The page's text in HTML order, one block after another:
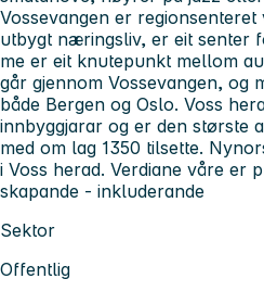
Vossevangen er
utbygt næringsliv, er eit senter
me er eit knutepunkt mellom
går gjennom Vossevangen, og
både Bergen og Oslo. Voss
innbyggjarar og er den største
med om lag 1350 tilsette.
i Voss herad. Verdiane våre er
skapande - inkluderande
Sektor
Offentlig